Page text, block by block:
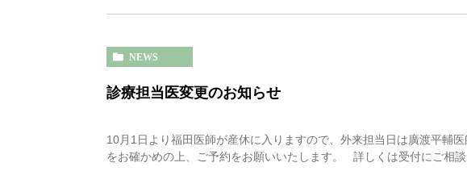
NEWS
診療担当医変更のお知らせ
10月1日より福田医師が産休に入りますので、外来担当日は廣渡平輔
をお確かめの上、ご予約をお願いいたします。 詳しくは受付にご相